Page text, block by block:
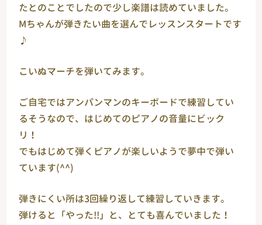
たとのことでしたので少し楽譜は読めていました。
Мちゃんが弾きたい曲を選んでレッスンスタートです
♪
こいぬマーチを弾いてみます。
ご自宅ではアンパンマンのキーボードで練習してい
るそうなので、はじめてのピアノの音量にビック
リ！
でもはじめて弾くピアノが楽しいようで夢中で弾い
ています(^^)
弾きにくい所は3回繰り返して練習していきます。
弾けると「やった!!」と、とても喜んでいました！